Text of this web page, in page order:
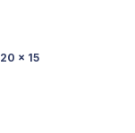
x 15